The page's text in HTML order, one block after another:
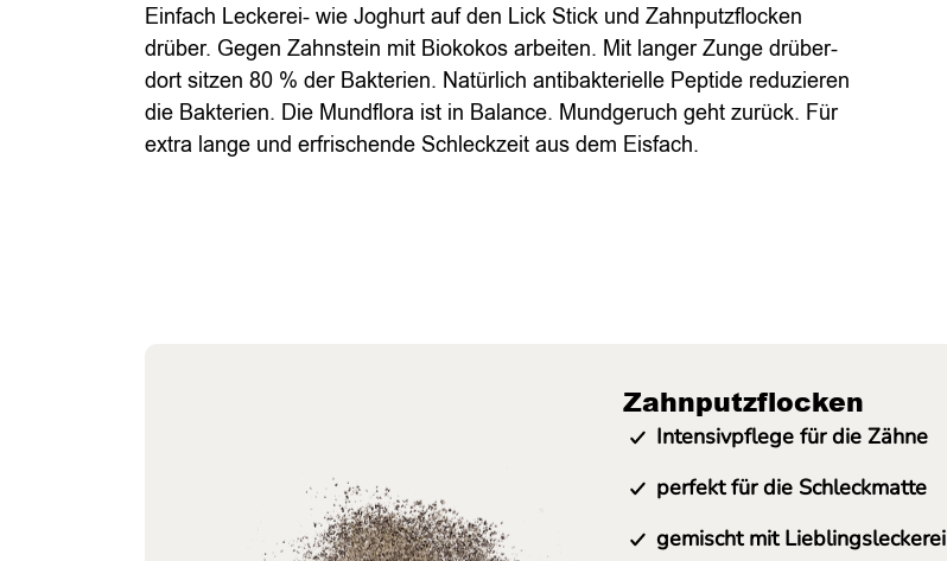
Einfach Leckerei- wie Joghurt auf den Lick Stick und Zahnputzflocken
drüber. Gegen Zahnstein mit Biokokos arbeiten. Mit langer Zunge drüber-
dort sitzen 80 % der Bakterien. Natürlich antibakterielle Peptide reduzieren
die Bakterien. Die Mundflora ist in Balance. Mundgeruch geht zurück. Für
extra lange und erfrischende Schleckzeit aus dem Eisfach.
Zahnputzflocken
Intensivpflege für die Zähne
perfekt für die Schleckmatte
gemischt mit Lieblingsleckerei